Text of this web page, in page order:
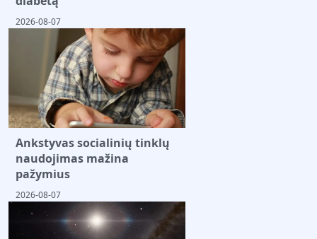
2026-08-07
Ankstyvas socialinių tinklų
naudojimas mažina
pažymius
2026-08-07